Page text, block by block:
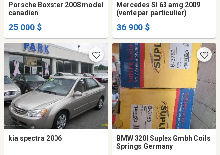
Porsche Boxster 2008 model
canadien
25 000 $
Mercedes Sl 63 amg 2009
(vente par particulier)
36 900 $
kia spectra 2006
BMW 320I Suplex Gmbh Coils
Springs Germany